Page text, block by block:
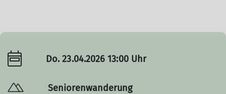
Do. 23.04.2026 13:00 Uhr
Seniorenwanderung